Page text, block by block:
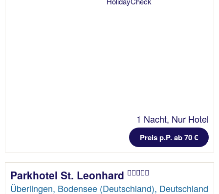
1 Nacht, Nur Hotel
Preis p.P. ab 70 €
Parkhotel St. Leonhard
Überlingen, Bodensee (Deutschland), Deutschland